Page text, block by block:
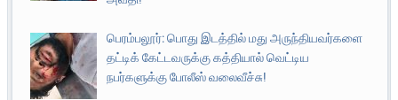
பெரம்பலூர்: பொது இடத்தில் மது அருந்தியவர்களை
தட்டிக் கேட்டவருக்கு கத்தியால் வெட்டிய
நபர்களுக்கு போலீஸ் வலைவீச்சு!